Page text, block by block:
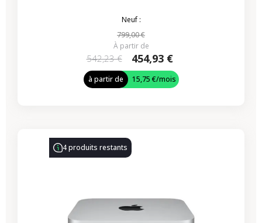
Neuf :
799,00 €
À partir de
542,23 € 454,93 €
à partir de 15,75 €/mois
4 produits restants